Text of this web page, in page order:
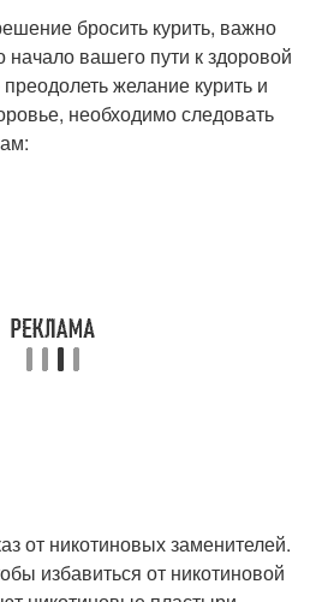
бросить курить, важно
начало вашего пути к здоровой
желание курить и
необходимо следовать
от никотиновых заменителей.
избавиться от никотиновой